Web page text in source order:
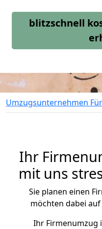
blitzschnell
Umzugsunternehmen
Ihr
mit uns
Sie planen einen
möchten dabei
Ihr Firmenumzug